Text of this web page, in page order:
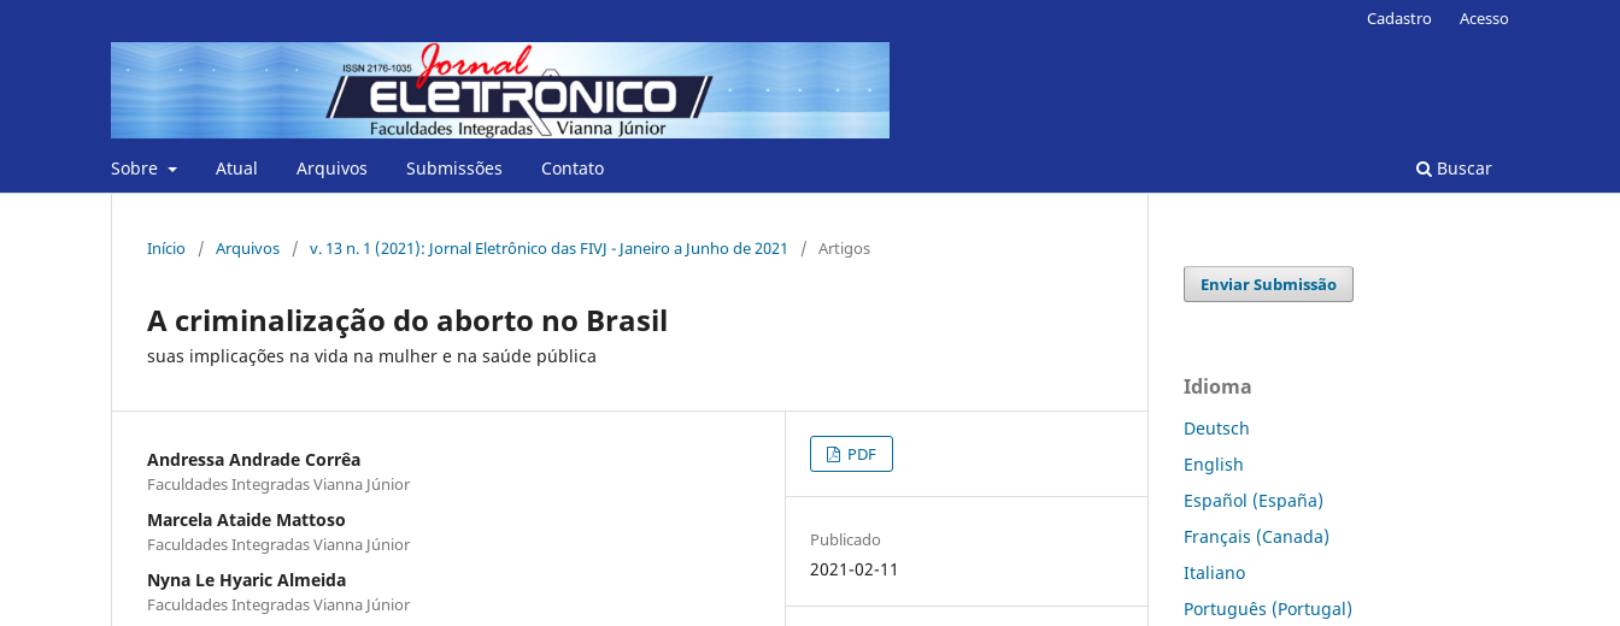
Sobre Atual Arquivos Submissões Contato Buscar
Cadastro Acesso
Início / Arquivos / v. 13 n. 1 (2021): Jornal Eletrônico das FIVJ - Janeiro a Junho de 2021 / Artigos
A criminalização do aborto no Brasil
suas implicações na vida na mulher e na saúde pública
Andressa Andrade Corrêa
Faculdades Integradas Vianna Júnior
Marcela Ataide Mattoso
Faculdades Integradas Vianna Júnior
Nyna Le Hyaric Almeida
Faculdades Integradas Vianna Júnior
PDF
Publicado
2021-02-11
Enviar Submissão
Idioma
Deutsch
English
Español (España)
Français (Canada)
Italiano
Português (Portugal)